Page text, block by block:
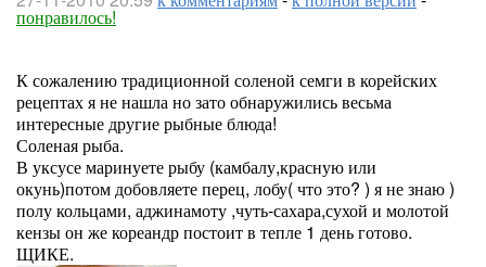
понравилось!
К сожалению традиционной соленой семги в корейских
рецептах я не нашла но зато обнаружились весьма
интересные другие рыбные блюда!
Соленая рыба.
В уксусе маринуете рыбу (камбалу,красную или
окунь)потом добовляете перец, лобу( что это? ) я не знаю )
полу кольцами, аджинамоту ,чуть-сахара,сухой и молотой
кензы он же кореандр постоит в тепле 1 день готово.
ЩИКЕ.